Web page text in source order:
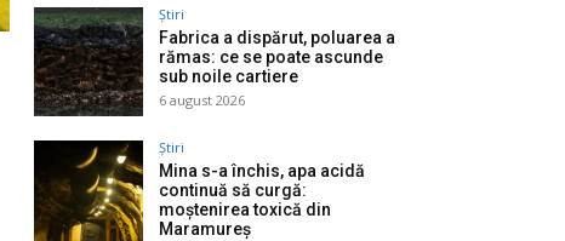
Știri
Fabrica a dispărut, poluarea a
rămas: ce se poate ascunde
sub noile cartiere
6 august 2026
Știri
Mina s-a închis, apa acidă
continuă să curgă:
moștenirea toxică din
Maramureș